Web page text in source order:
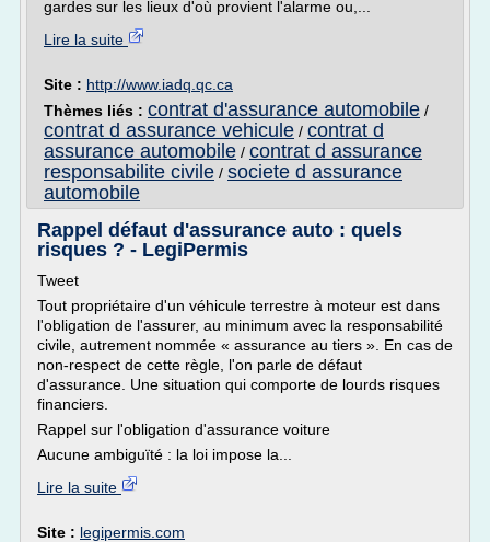
gardes sur les lieux d'où provient l'alarme ou,...
Lire la suite
Site : http://www.iadq.qc.ca
Thèmes liés : contrat d'assurance automobile /
contrat d assurance vehicule / contrat d
assurance automobile / contrat d assurance
responsabilite civile / societe d assurance
automobile
Rappel défaut d'assurance auto : quels
risques ? - LegiPermis
Tweet
Tout propriétaire d'un véhicule terrestre à moteur est dans
l'obligation de l'assurer, au minimum avec la responsabilité
civile, autrement nommée « assurance au tiers ». En cas de
non-respect de cette règle, l'on parle de défaut
d'assurance. Une situation qui comporte de lourds risques
financiers.
Rappel sur l'obligation d'assurance voiture
Aucune ambiguïté : la loi impose la...
Lire la suite
Site : legipermis.com